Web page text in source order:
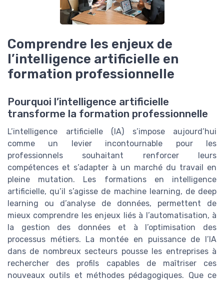
Comprendre les enjeux de
l’intelligence artificielle en
formation professionnelle
Pourquoi l’intelligence artificielle
transforme la formation professionnelle
L’intelligence artificielle (IA) s’impose aujourd’hui
comme un levier incontournable pour les
professionnels souhaitant renforcer leurs
compétences et s’adapter à un marché du travail en
pleine mutation. Les formations en intelligence
artificielle, qu’il s’agisse de machine learning, de deep
learning ou d’analyse de données, permettent de
mieux comprendre les enjeux liés à l’automatisation, à
la gestion des données et à l’optimisation des
processus métiers. La montée en puissance de l’IA
dans de nombreux secteurs pousse les entreprises à
rechercher des profils capables de maîtriser ces
nouveaux outils et méthodes pédagogiques. Que ce